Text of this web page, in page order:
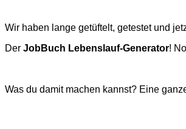
Wir haben lange getüftelt, getestet und
Der JobBuch Lebenslauf-Generator!
Was du damit machen kannst? Eine